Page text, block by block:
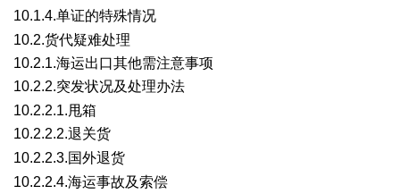
10.1.4.单证的特殊情况
10.2.货代疑难处理
10.2.1.海运出口其他需注意事项
10.2.2.突发状况及处理办法
10.2.2.1.甩箱
10.2.2.2.退关货
10.2.2.3.国外退货
10.2.2.4.海运事故及索偿